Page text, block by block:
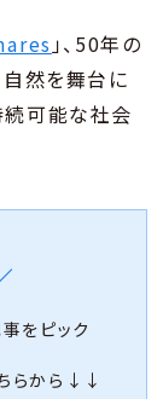
」、50年の
自然を舞台に
続可能な社会
をピック
らから↓↓